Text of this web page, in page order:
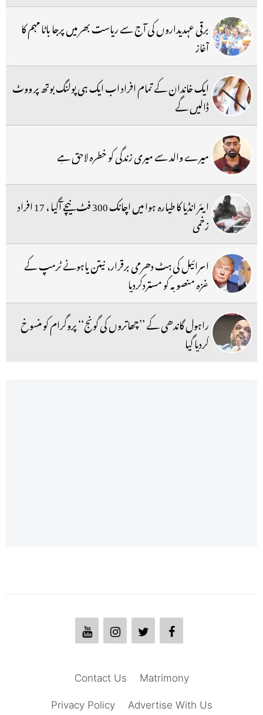
برقی عہدیداروں کی آج سے ریاست بھر میں پرجا باٹا مہم کا
آغاز
ایک خاندان کے تمام افراد اب ایک ہی پولنگ بوتھ پر ووٹ
ڈالیں گے
میرے والد سے میری زندگی کو خطرہ لاحق ہے
ایئر انڈیا کا طیارہ ہوا میں اچانک 300 فٹ نیچے آگیا ، 17 افراد
زخمی
اسرائیل کی ہٹ دھرمی برقرار، نیتن یاہونے ٹرمپ کے
غزہ منصوبہ کو مستردکردیا
راہول گاندھی کے ’’چھاتروں کی گونج‘‘ پروگرام کو منسوخ
کردیا گیا
Matrimony
Contact Us
Advertise With Us
Privacy Policy